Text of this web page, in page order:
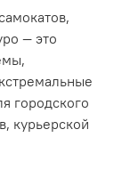
— это
городского
курьерской